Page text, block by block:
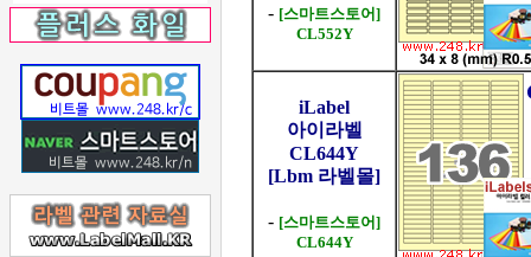
- [스마트스토어]
CL552Y
iLabel
아이라벨
CL644Y
[Lbm 라벨몰]
- [스마트스토어]
CL644Y